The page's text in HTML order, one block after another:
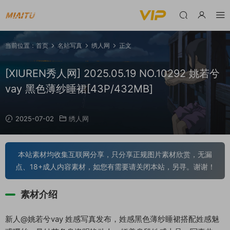
当前位置： 首页 名站写真 绣人网 正文
[XIUREN秀人网] 2025.05.19 NO.10292 姚若兮
vay 黑色薄纱睡裙[43P/432MB]
2025-07-02 绣人网
本站素材均收集互联网分享，只分享正规图片素材欣赏，无漏
点、18+成人内容素材，如您有需要请关闭本站，另寻。谢谢！
素材介绍
新人@姚若兮vay 姓感写真发布，姓感黑色薄纱睡裙搭配姓感魅